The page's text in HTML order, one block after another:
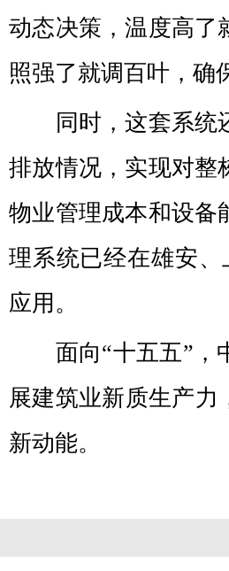
动态决策，温度高了
照强了就调百叶，确
同时，这套系统还
排放情况，实现对整
物业管理成本和设备
理系统已经在雄安
应用。
面向“十五五”，
展建筑业新质生产力
新动能。